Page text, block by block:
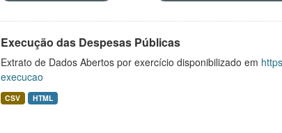
Execução das Despesas Públicas
Extrato de Dados Abertos por exercício disponibilizado em
execucao
CSV HTML